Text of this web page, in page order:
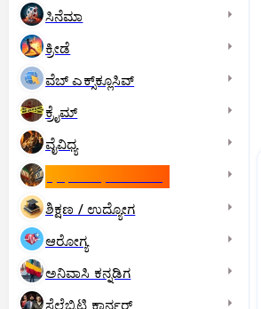
ಸಿನೆಮಾ
ಕ್ರೀಡೆ
ವೆಬ್ ಎಕ್ಸ್‌ಕ್ಲೂಸಿವ್
ಕ್ರೈಮ್
ವೈವಿಧ್ಯ
ಶಿಕ್ಷಣ / ಉದ್ಯೋಗ
ಆರೋಗ್ಯ
ಅನಿವಾಸಿ ಕನ್ನಡಿಗ
ಸೆಲೆಬ್ರಿಟಿ ಕಾರ್ನರ್‌